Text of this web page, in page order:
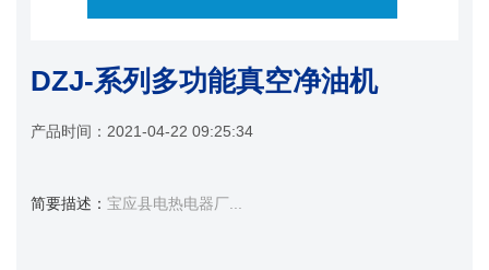
DZJ-系列多功能真空净油机
产品时间： 2021-04-22 09:25:34
简要描述： 宝应县电热电器厂...